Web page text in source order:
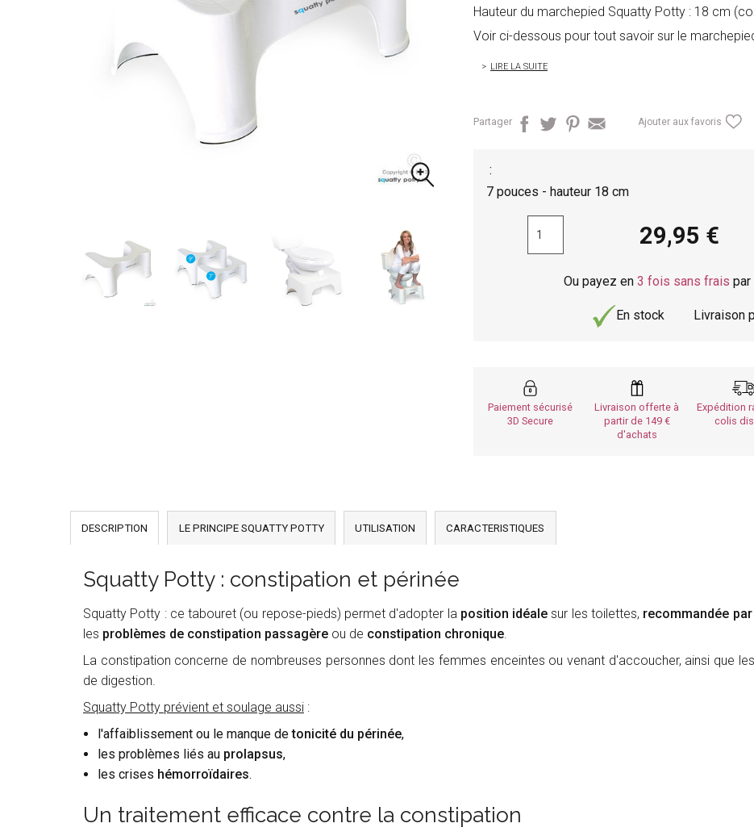
Hauteur du marchepied Squatty Potty : 18 cm
Voir ci-dessous pour tout savoir sur le
LIRE LA SUITE
Partager Ajouter aux favoris
:
7 pouces - hauteur 18 cm
29,95
Ou payez en 3 fois sans frais
En stock Livraison
Paiement sécurisé
3D Secure
Livraison offerte à
partir de 149
d'achats
Expédition
colis
DESCRIPTION LE PRINCIPE SQUATTY POTTY UTILISATION CARACTERISTIQUES
Squatty Potty : constipation et périnée
Squatty Potty : ce tabouret (ou repose-pieds) permet d'adopter la position idéale sur les toilettes, recommandée
les problèmes de constipation passagère ou de constipation chronique.
La constipation concerne de nombreuses personnes dont les femmes enceintes ou venant d'accoucher, ainsi que
de digestion.
Squatty Potty prévient et soulage aussi :
l'affaiblissement ou le manque detonicité du périnée,
les problèmes liés au prolapsus,
les crises hémorroïdaires.
Un traitement efficace contre la constipation